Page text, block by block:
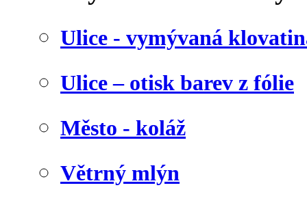
Ulice - vymývaná
Ulice – otisk barev z fólie
Město - koláž
Větrný mlýn